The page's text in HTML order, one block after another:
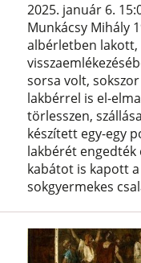
2025. január 6.
Munkácsy Mihály
albérletben
sorsa volt,
lakbérrel is el-
törlesszen,
készített egy-egy
lakbérét engedték
kabátot is kapott
sokgyermekes